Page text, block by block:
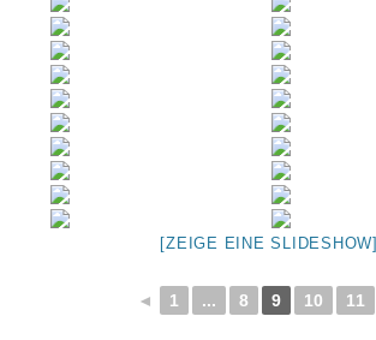
[ZEIGE EINE SLIDESHOW]
◄ 1 ... 8 9 10 11